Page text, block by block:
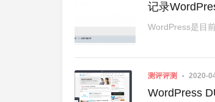
记录
WordPress是目
测评评测 2020-
WordPress